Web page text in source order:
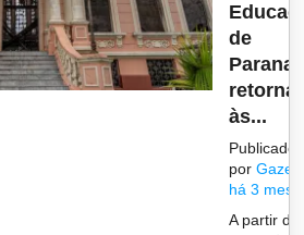
de
às...
Publicado
por
há 3
A partir